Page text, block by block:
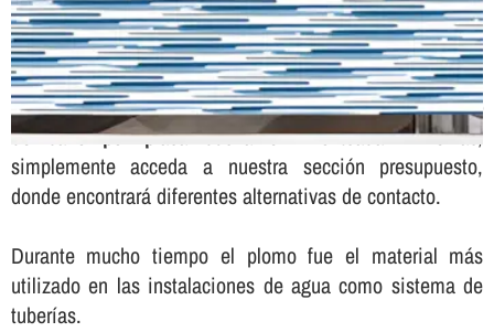
Para solicitar presupuesto sin compromiso para elcambio
de baño por placa ducha en Montcada i Reixac,
simplemente acceda a nuestra sección presupuesto,
donde encontrará diferentes alternativas de contacto.
Durante mucho tiempo el plomo fue el material más
utilizado en las instalaciones de agua como sistema de
tuberí­as.